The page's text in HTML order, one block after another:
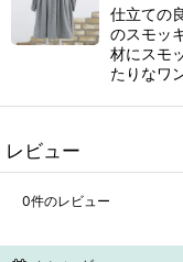
仕立ての
のスモッ
材にスモ
たりなワ
レビュー
0件のレビュー